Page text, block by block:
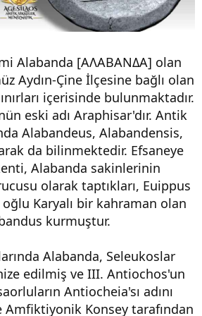
Alabanda [ΑΛΑΒΑΝΔΑ] olan
Aydın-Çine İlçesine bağlı olan
içerisinde bulunmaktadır.
eski adı Araphisar'dır. Antik
Alabandeus, Alabandensis,
da bilinmektedir. Efsaneye
Alabanda sakinlerinin
olarak taptıkları, Euippus
Karyalı bir kahraman olan
kurmuştur.
Alabanda, Seleukoslar
edilmiş ve III. Antiochos'un
Antiocheia'sı adını
Amfiktiyonik Konsey tarafından